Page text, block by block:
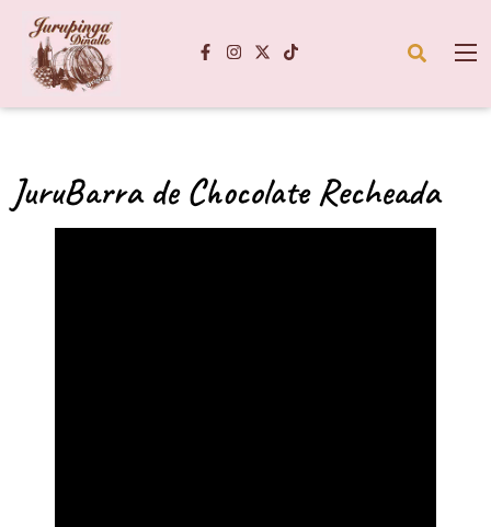
JuruBarra de Chocolate Recheada